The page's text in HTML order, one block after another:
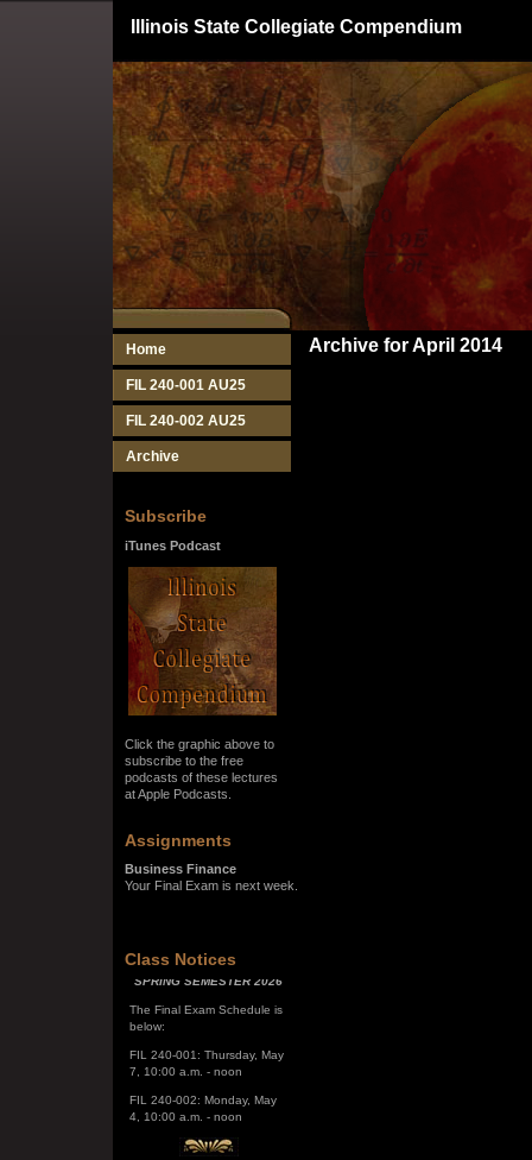
Illinois State Collegiate Compendium
Home
FIL 240-001 AU25
FIL 240-002 AU25
Archive
Subscribe
iTunes Podcast
Click the graphic above to
subscribe to the free
podcasts of these lectures
at Apple Podcasts.
Assignments
Business Finance
Your Final Exam is next week.
Class Notices
SPRING SEMESTER 2026
The Final Exam Schedule is
FIL 240-001: Thursday, May
FIL 240-002: Monday, May
Archive for April 2014